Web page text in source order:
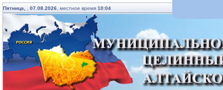
Пятница, 07.08.2026 , местное время 10:04